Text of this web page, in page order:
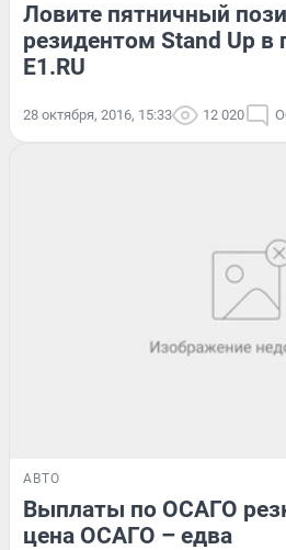
Ловите пятничный
резидентом Stand Up
E1.RU
28 октября, 2016, 15:33 12 020
АВТО
Выплаты по ОСАГО
цена ОСАГО – едва